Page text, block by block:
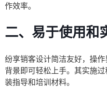
作效率。
二、易于使用和
纷享销客设计简洁友好，操
背景即可轻松上手。其实施
装指导和培训材料。